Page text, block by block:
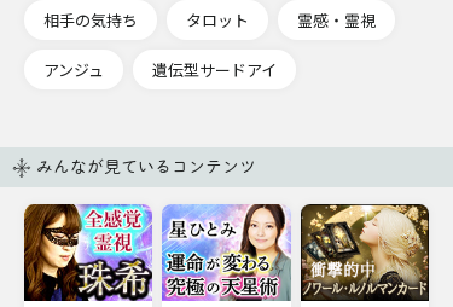
相手の気持ち タロット 霊感・霊視
アンジュ 遺伝型サードアイ
みんなが見ているコンテンツ